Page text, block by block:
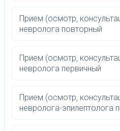
Прием (осмотр,
невролога повторный
Прием (осмотр,
невролога первичный
Прием (осмотр,
невролога-эпилептолога